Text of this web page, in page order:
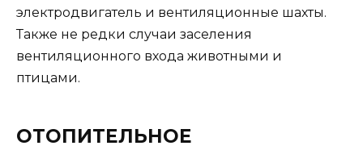
электродвигатель и вентиляционные шахты.
Также не редки случаи заселения
вентиляционного входа животными и
птицами.
ОТОПИТЕЛЬНОЕ